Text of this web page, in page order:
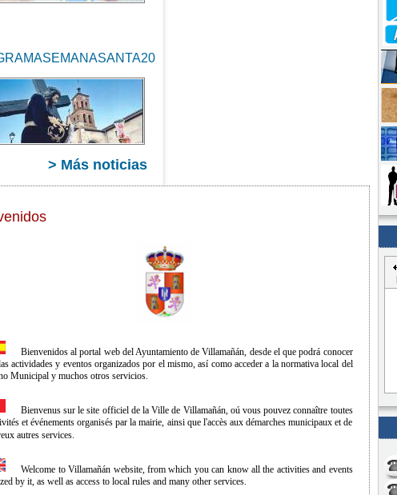
> Más noticias
Bienvenidos al portal web del Ayuntamiento de Villamañán, desde el que podrá conocer
actividades y eventos organizados por el mismo, así como acceder a la normativa local del
Municipal y muchos otros servicios.
Bienvenus sur le site officiel de la Ville de Villamañán, oú vous pouvez connaître toutes
et événements organisés par la mairie, ainsi que l'accès aux démarches municipaux et de
autres services.
Welcome to Villamañán website, from which you can know all the activities and events
by it, as well as access to local rules and many other services.